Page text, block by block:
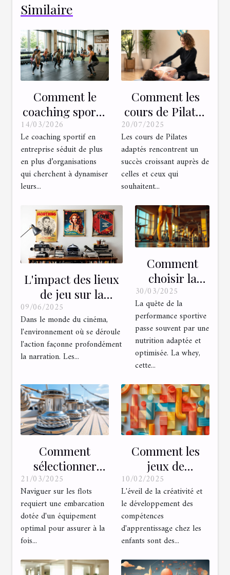
Similaire
Comment le
coaching sportif
transforme-t-il
le climat
d'entreprise ?
14/03/2026
Le coaching sportif en
entreprise séduit de plus
en plus d’organisations
qui cherchent à dynamiser
leurs...
Comment les
cours de Pilates
adaptés
améliorent votre
bien-être
quotidien ?
20/07/2025
Les cours de Pilates
adaptés rencontrent un
succès croissant auprès de
celles et ceux qui
souhaitent...
L'impact des lieux
de jeu sur la
narration
cinématographique
09/06/2025
Dans le monde du cinéma,
l'environnement où se déroule
l'action façonne profondément
la narration. Les...
Comment
choisir la
whey adaptée
à votre
régime sportif
30/03/2025
La quête de la
performance sportive
passe souvent par une
nutrition adaptée et
optimisée. La whey,
cette...
Comment
sélectionner
l'équipement
d’accastillage
pour optimiser
la qualité à bord
21/03/2025
Naviguer sur les flots
requiert une embarcation
dotée d'un équipement
optimal pour assurer à la
fois...
Comment les
jeux de
construction
favorisent la
créativité et
l'apprentissage
10/02/2025
L'éveil de la créativité et
le développement des
compétences
d'apprentissage chez les
enfants sont des...